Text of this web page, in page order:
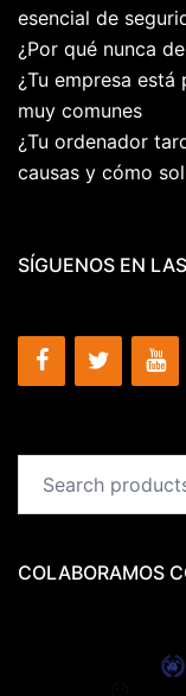
esencial de
¿Por qué nunca
¿Tu empresa
muy comunes
¿Tu ordenador
causas y cómo
SÍGUENOS EN
for:
COLABORAMOS